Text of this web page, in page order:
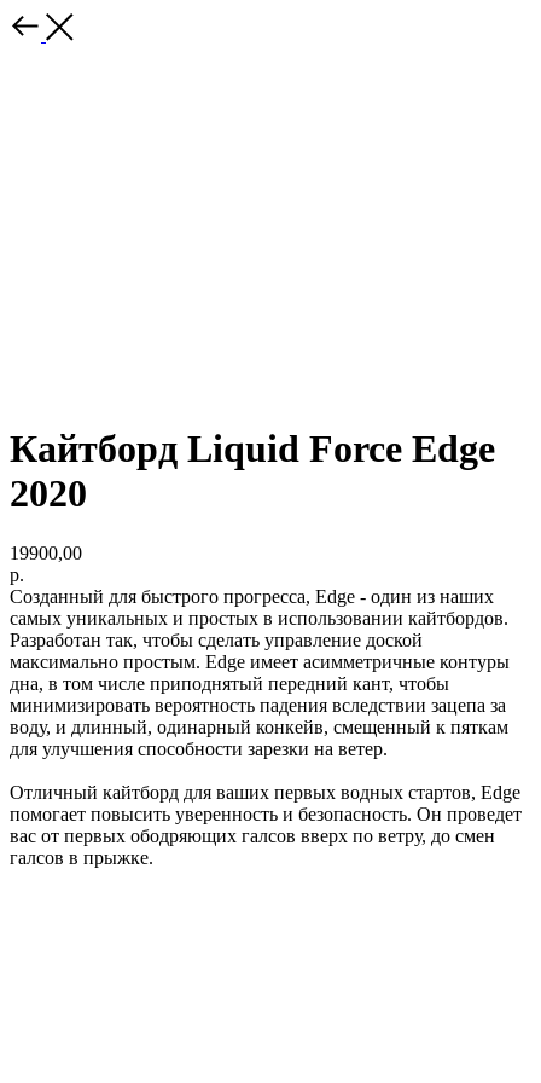
Кайтборд Liquid Force Edge
2020
19900,00
р.
Созданный для быстрого прогресса, Edge - один из наших
самых уникальных и простых в использовании кайтбордов.
Разработан так, чтобы сделать управление доской
максимально простым. Edge имеет асимметричные контуры
дна, в том числе приподнятый передний кант, чтобы
минимизировать вероятность падения вследствии зацепа за
воду, и длинный, одинарный конкейв, смещенный к пяткам
для улучшения способности зарезки на ветер.
Отличный кайтборд для ваших первых водных стартов, Edge
помогает повысить уверенность и безопасность. Он проведет
вас от первых ободряющих галсов вверх по ветру, до смен
галсов в прыжке.